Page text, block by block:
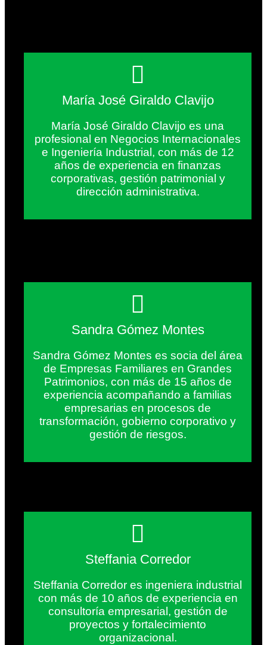
María José Giraldo Clavijo
María José Giraldo Clavijo es una
profesional en Negocios Internacionales
e Ingeniería Industrial, con más de 12
años de experiencia en finanzas
corporativas, gestión patrimonial y
dirección administrativa.
Sandra Gómez Montes
Sandra Gómez Montes es socia del área
de Empresas Familiares en Grandes
Patrimonios, con más de 15 años de
experiencia acompañando a familias
empresarias en procesos de
transformación, gobierno corporativo y
gestión de riesgos.
Steffania Corredor
Steffania Corredor es ingeniera industrial
con más de 10 años de experiencia en
consultoría empresarial, gestión de
proyectos y fortalecimiento
organizacional.